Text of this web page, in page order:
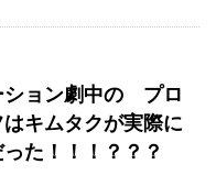
ション劇中の プロ
キムタクが実際に
た！！！？？？